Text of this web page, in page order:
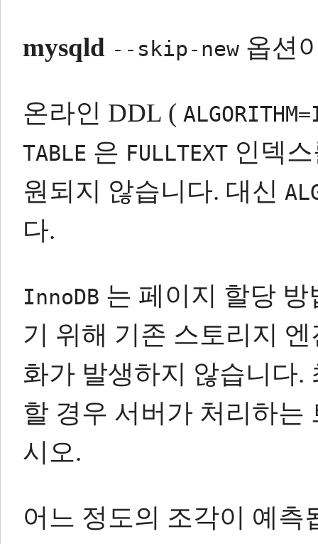
mysqld --skip-new 옵션
온라인 DDL (
TABLE 은 FULLTEXT 인덱
원되지 않습니다. 대신
다.
InnoDB 는 페이지 할당
기 위해 기존 스토리지
화가 발생하지 않습니다.
할 경우 서버가 처리하는
시오.
어느 정도의 조각이 예측